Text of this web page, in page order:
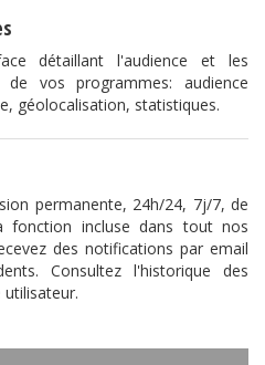
détaillant l'audience et les
vos programmes: audience
géolocalisation, statistiques.
permanente, 24h/24, 7j/7, de
fonction incluse dans tout nos
des notifications par email
Consultez l'historique des